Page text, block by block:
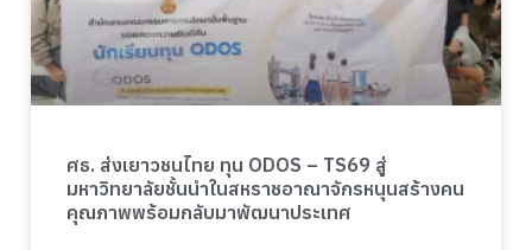
ศธ. ส่งเยาวชนไทย ทุน ODOS – TS69 สู่
มหาวิทยาลัยชั้นนำในสหราชอาณาจักรหนุนสร้างคน
คุณภาพพร้อมกลับมาพัฒนาประเทศ